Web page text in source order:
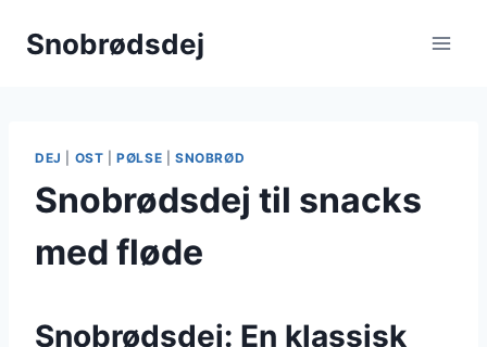
Snobrødsdej
DEJ OST |PØLSE SNOBRØD
Snobrødsdej til snacks
med fløde
Snobrødsdej: En klassisk